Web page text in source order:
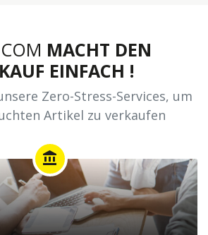
MACHT DEN
EINFACH !
Zero-Stress-Services, um
Artikel zu verkaufen
account_balance